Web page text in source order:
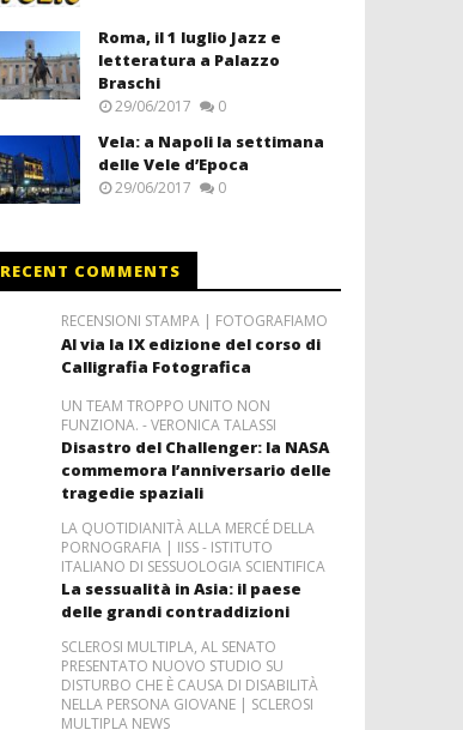
Roma, il 1 luglio Jazz e
letteratura a Palazzo
Braschi
29/06/2017 0
Vela: a Napoli la settimana
delle Vele d’Epoca
29/06/2017 0
RECENT COMMENTS
RECENSIONI STAMPA | FOTOGRAFIAMO
Al via la IX edizione del corso di
Calligrafia Fotografica
UN TEAM TROPPO UNITO NON
FUNZIONA. - VERONICA TALASSI
Disastro del Challenger: la NASA
commemora l’anniversario delle
tragedie spaziali
LA QUOTIDIANITÀ ALLA MERCÉ DELLA
PORNOGRAFIA | IISS - ISTITUTO
ITALIANO DI SESSUOLOGIA SCIENTIFICA
La sessualità in Asia: il paese
delle grandi contraddizioni
SCLEROSI MULTIPLA, AL SENATO
PRESENTATO NUOVO STUDIO SU
DISTURBO CHE È CAUSA DI DISABILITÀ
NELLA PERSONA GIOVANE | SCLEROSI
MULTIPLA NEWS